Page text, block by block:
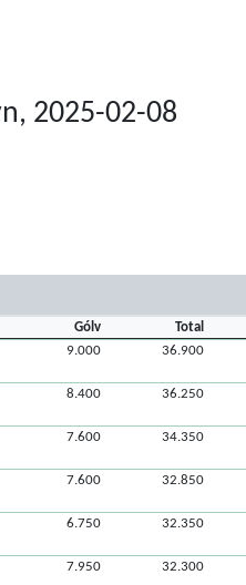
2025-02-08
Gólv Total
9.000 36.900
8.400 36.250
7.600 34.350
7.600 32.850
6.750 32.350
7.950 32.300